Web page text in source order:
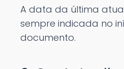
A data da última
sempre indicada no
documento.